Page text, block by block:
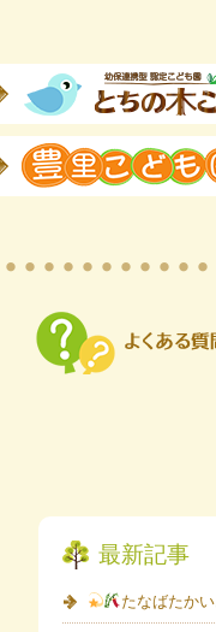
最新記事
たなばたかい